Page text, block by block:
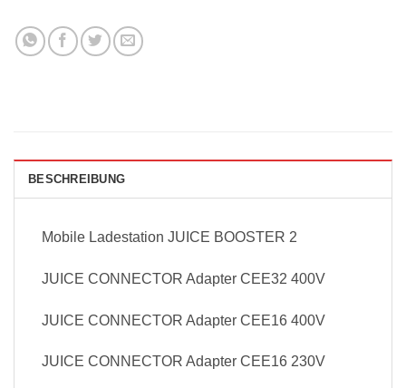
BESCHREIBUNG
Mobile Ladestation JUICE BOOSTER 2
JUICE CONNECTOR Adapter CEE32 400V
JUICE CONNECTOR Adapter CEE16 400V
JUICE CONNECTOR Adapter CEE16 230V